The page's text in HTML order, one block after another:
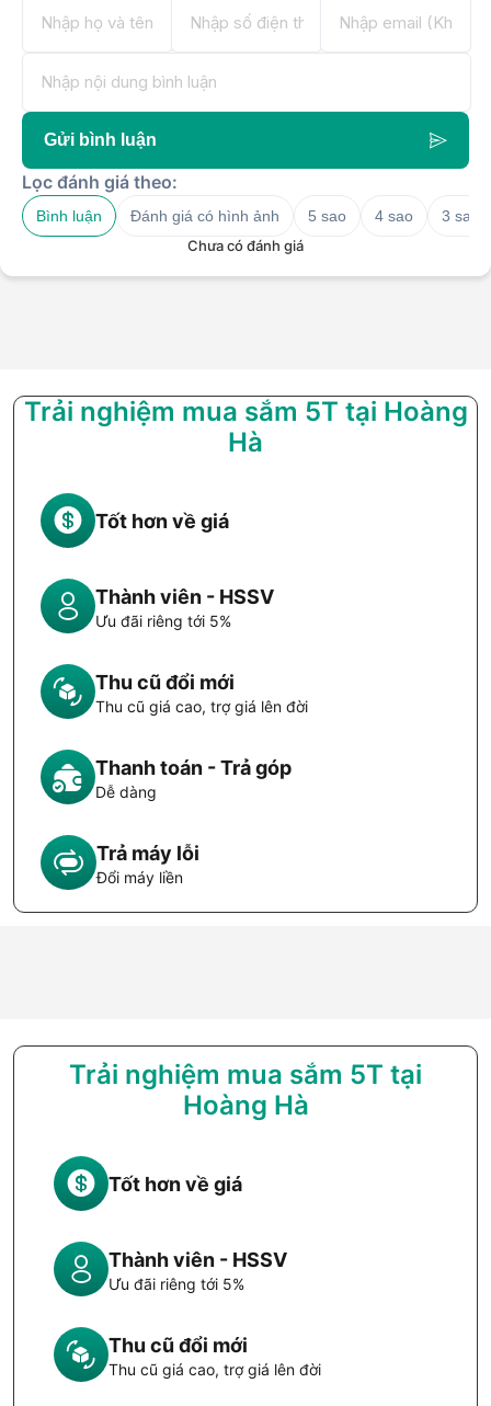
Gửi bình luận
Lọc đánh giá theo:
Bình luận Đánh giá có hình ảnh 5 sao 4 sao
3 sao
Chưa có đánh giá
Trải nghiệm mua sắm 5T tại Hoàng
Hà
Tốt hơn về giá
Thành viên - HSSV
Ưu đãi riêng tới 5%
Thu cũ đổi mới
Thu cũ giá cao, trợ giá lên đời
Thanh toán - Trả góp
Dễ dàng
Trả máy lỗi
Đổi máy liền
Trải nghiệm mua sắm 5T tại
Hoàng Hà
Tốt hơn về giá
Thành viên - HSSV
Ưu đãi riêng tới 5%
Thu cũ đổi mới
Thu cũ giá cao, trợ giá lên đời